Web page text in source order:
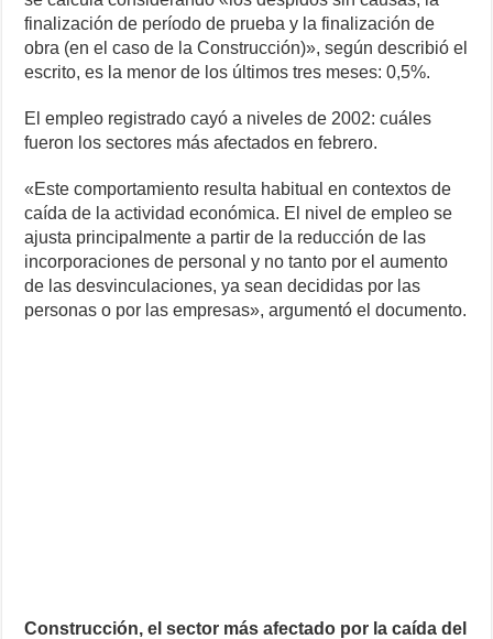
finalización de período de prueba y la finalización de
obra (en el caso de la Construcción)», según describió el
escrito, es la menor de los últimos tres meses: 0,5%.
El empleo registrado cayó a niveles de 2002: cuáles
fueron los sectores más afectados en febrero.
«Este comportamiento resulta habitual en contextos de
caída de la actividad económica. El nivel de empleo se
ajusta principalmente a partir de la reducción de las
incorporaciones de personal y no tanto por el aumento
de las desvinculaciones, ya sean decididas por las
personas o por las empresas», argumentó el documento.
Construcción, el sector más afectado por la caída del